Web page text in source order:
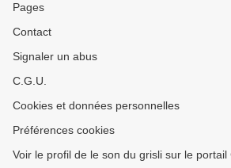
Pages
Contact
Signaler un abus
C.G.U.
Cookies et données personnelles
Préférences cookies
Voir le profil de le son du grisli sur le portail